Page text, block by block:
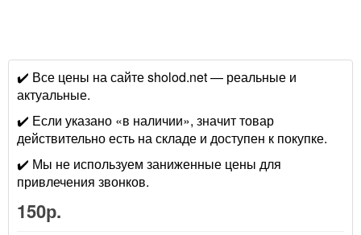
✔️ Все цены на сайте sholod.net — реальные и
актуальные.
✔️ Если указано «в наличии», значит товар
действительно есть на складе и доступен к покупке.
✔️ Мы не используем заниженные цены для
привлечения звонков.
150р.